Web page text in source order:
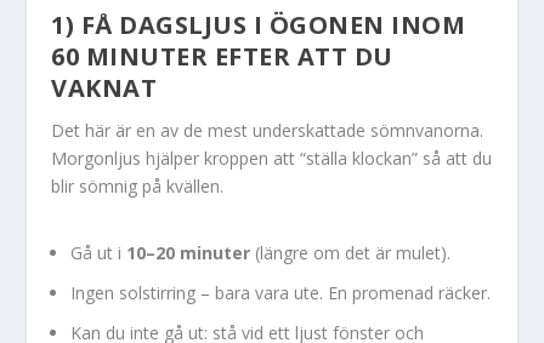
1) FÅ DAGSLJUS I ÖGONEN INOM
60 MINUTER EFTER ATT DU
VAKNAT
Det här är en av de mest underskattade sömnvanorna.
Morgonljus hjälper kroppen att “ställa klockan” så att du
blir sömnig på kvällen.
Gå ut i 10–20 minuter (längre om det är mulet).
Ingen solstirring – bara vara ute. En promenad räcker.
Kan du inte gå ut: stå vid ett ljust fönster och